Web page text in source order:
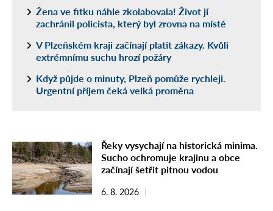
Žena ve fitku náhle zkolabovala! Život jí
zachránil policista, který byl zrovna na místě
V Plzeňském kraji začínají platit zákazy. Kvůli
extrémnímu suchu hrozí požáry
Když půjde o minuty, Plzeň pomůže rychleji.
Urgentní příjem čeká velká proměna
Řeky vysychají na historická minima.
Sucho ochromuje krajinu a obce
začínají šetřit pitnou vodou
6. 8. 2026